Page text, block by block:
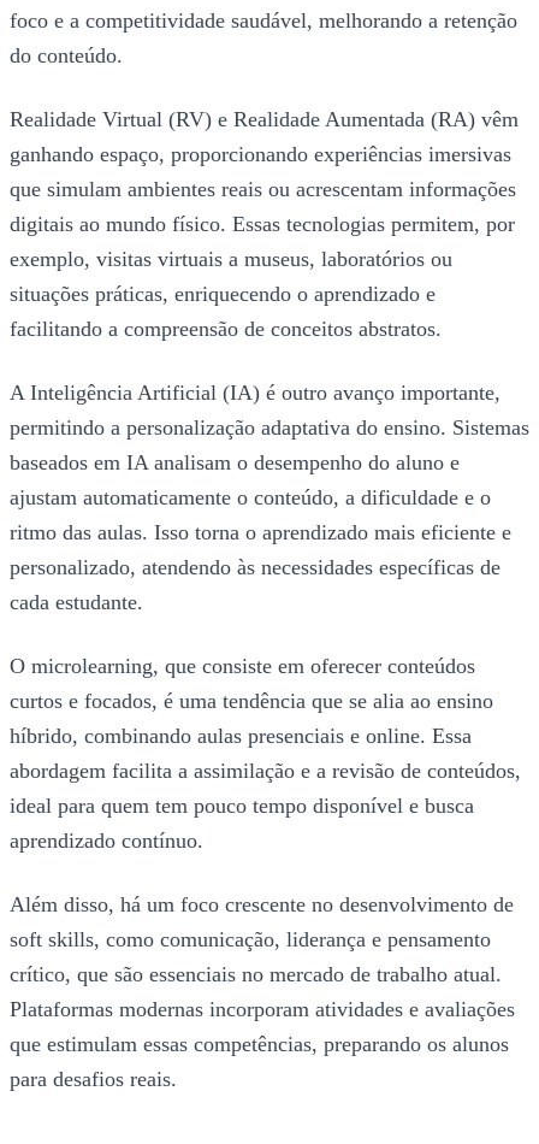
foco e a competitividade saudável, melhorando a retenção
do conteúdo.
Realidade Virtual (RV) e Realidade Aumentada (RA) vêm
ganhando espaço, proporcionando experiências imersivas
que simulam ambientes reais ou acrescentam informações
digitais ao mundo físico. Essas tecnologias permitem, por
exemplo, visitas virtuais a museus, laboratórios ou
situações práticas, enriquecendo o aprendizado e
facilitando a compreensão de conceitos abstratos.
A Inteligência Artificial (IA) é outro avanço importante,
permitindo a personalização adaptativa do ensino. Sistemas
baseados em IA analisam o desempenho do aluno e
ajustam automaticamente o conteúdo, a dificuldade e o
ritmo das aulas. Isso torna o aprendizado mais eficiente e
personalizado, atendendo às necessidades específicas de
cada estudante.
O microlearning, que consiste em oferecer conteúdos
curtos e focados, é uma tendência que se alia ao ensino
híbrido, combinando aulas presenciais e online. Essa
abordagem facilita a assimilação e a revisão de conteúdos,
ideal para quem tem pouco tempo disponível e busca
aprendizado contínuo.
Além disso, há um foco crescente no desenvolvimento de
soft skills, como comunicação, liderança e pensamento
crítico, que são essenciais no mercado de trabalho atual.
Plataformas modernas incorporam atividades e avaliações
que estimulam essas competências, preparando os alunos
para desafios reais.